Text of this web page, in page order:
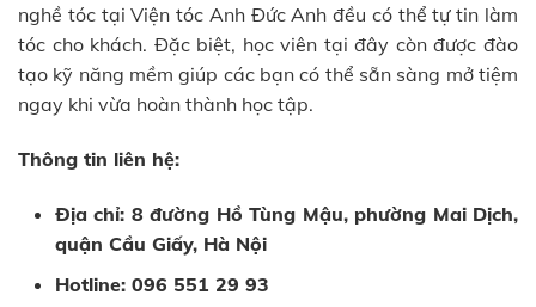
nghề tóc tại Viện tóc Anh Đức Anh đều có thể tự tin làm
tóc cho khách. Đặc biệt, học viên tại đây còn được đào
tạo kỹ năng mềm giúp các bạn có thể sẵn sàng mở tiệm
ngay khi vừa hoàn thành học tập.
Thông tin liên hệ:
Địa chỉ: 8 đường Hồ Tùng Mậu, phường Mai Dịch,
quận Cầu Giấy, Hà Nội
Hotline: 096 551 29 93